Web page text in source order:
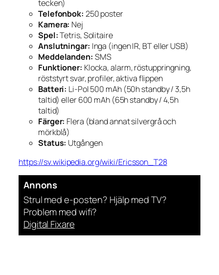
tecken)
Telefonbok: 250 poster
Kamera: Nej
Spel:Tetris, Solitaire
Anslutningar: Inga (ingen IR, BT eller USB)
Meddelanden: SMS
Funktioner: Klocka, alarm, röstuppringning,
röststyrt svar, profiler, aktiva flippen
Batteri: Li-Pol 500 mAh (50h standby / 3,5h
taltid) eller 600 mAh (65h standby / 4,5h
taltid)
Färger: Flera (bland annat silvergrå och
mörkblå)
Status: Utgången
https://sv.wikipedia.org/wiki/Ericsson_T28
Annons
Strul med e-posten? Hjälp med TV?
Problem med wifi?
Digital Fixare